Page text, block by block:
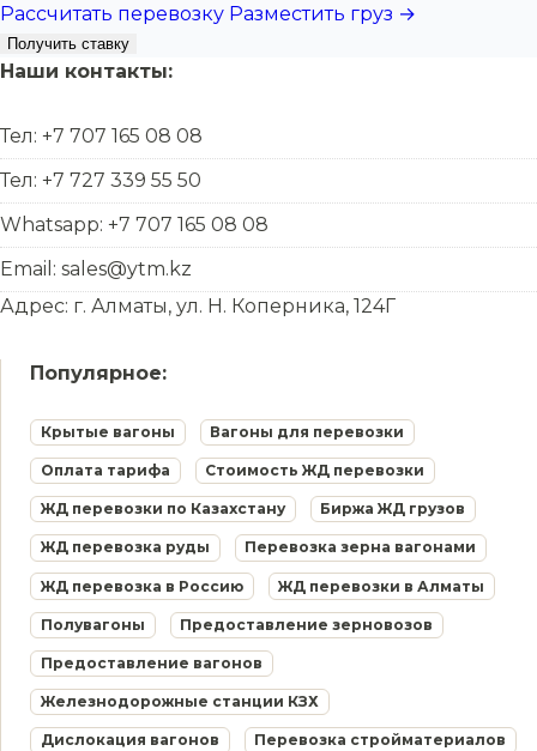
Рассчитать перевозку Разместить груз →
Получить ставку
Наши контакты:
Тел: +7 707 165 08 08
Тел: +7 727 339 55 50
Whatsapp: +7 707 165 08 08
Email: sales@ytm.kz
Адрес: г. Алматы, ул. Н. Коперника, 124Г
Популярное:
Крытые вагоны Вагоны для перевозки
Оплата тарифа Стоимость ЖД перевозки
ЖД перевозки по Казахстану Биржа ЖД грузов
ЖД перевозка руды Перевозка зерна вагонами
ЖД перевозка в Россию ЖД перевозки в Алматы
Полувагоны Предоставление зерновозов
Предоставление вагонов
Железнодорожные станции КЗХ
Дислокация вагонов Перевозка стройматериалов